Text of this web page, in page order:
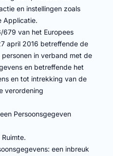
en instellingen zoals
Applicatie.
679 van het Europees
april 2016 betreffende de
in verband met de
en betreffende het
en tot intrekking van de
verordening
Persoonsgegeven
Ruimte.
een inbreuk